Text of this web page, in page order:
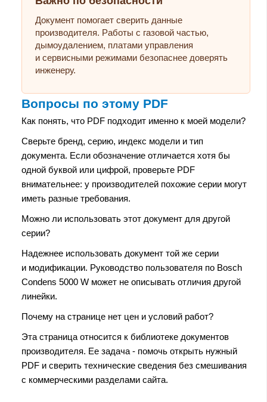
Документ помогает сверить данные
производителя. Работы с газовой частью,
дымоудалением, платами управления
и сервисными режимами безопаснее доверять
инженеру.
Вопросы по этому PDF
Как понять, что PDF подходит именно к моей модели?
Сверьте бренд, серию, индекс модели и тип
документа. Если обозначение отличается хотя бы
одной буквой или цифрой, проверьте PDF
внимательнее: у производителей похожие серии могут
иметь разные требования.
Можно ли использовать этот документ для другой
серии?
Надежнее использовать документ той же серии
и модификации. Руководство пользователя по Bosch
Condens 5000 W может не описывать отличия другой
линейки.
Почему на странице нет цен и условий работ?
Эта страница относится к библиотеке документов
производителя. Ее задача - помочь открыть нужный
PDF и сверить технические сведения без смешивания
с коммерческими разделами сайта.